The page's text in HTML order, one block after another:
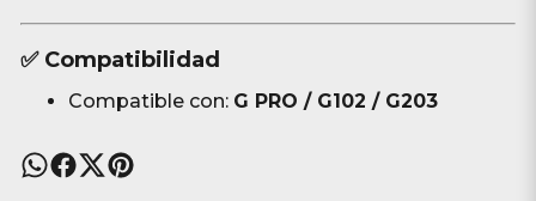
✅ Compatibilidad
Compatible con: G PRO / G102 / G203